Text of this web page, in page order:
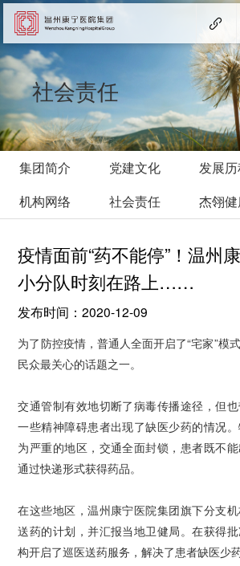
社会责任
集团简介 党建文化 发展
机构网络
社会责任 杰翎
疫情面前“药不能停”！温州
小分队时刻在路上……
发布时间：2020-12-09
为了防控疫情，普通人全面开启了“宅家”模
民众最关心的话题之一。
交通管制有效地切断了病毒传播途径，但也
一些精神障碍患者出现了缺医少药的情况
为严重的地区，交通全面封锁，患者既不
通过快递形式获得药品。
在这些地区，温州康宁医院集团旗下分支
送药的计划，并汇报当地卫健局。在获得
构开启了巡医送药服务，解决了患者缺医少药